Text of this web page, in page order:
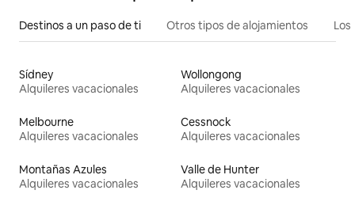
Destinos a un paso de ti Otros tipos de alojamientos
Sídney
Alquileres vacacionales
Wollongong
Alquileres vacacionales
Melbourne
Alquileres vacacionales
Cessnock
Alquileres vacacionales
Montañas Azules
Alquileres vacacionales
Valle de Hunter
Alquileres vacacionales